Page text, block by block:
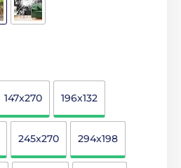
147x270 196x132
245x270 294x198